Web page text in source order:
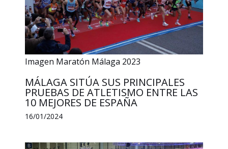
Imagen Maratón Málaga 2023
MÁLAGA SITÚA SUS PRINCIPALES
PRUEBAS DE ATLETISMO ENTRE LAS
10 MEJORES DE ESPAÑA
16/01/2024